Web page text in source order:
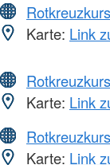
Karte: Link
Karte: Link
Karte: Link